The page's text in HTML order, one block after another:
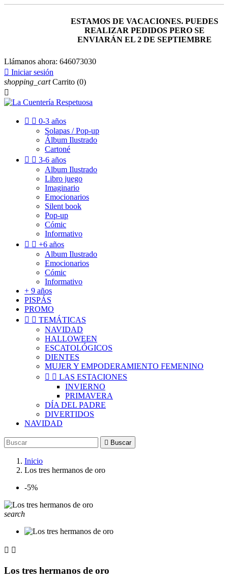
ESTAMOS DE VACACIONES. PUEDES
REALIZAR PEDIDOS PERO SE
ENVIARÁN EL 2 DE SEPTIEMBRE
Llámanos ahora: 646073030
 Iniciar sesión
shopping_cart Carrito (0)

  0-3 años
Solapas / Pop-up
Álbum Ilustrado
Cartoné
  3-6 años
Album Ilustrado
Libro juego
Imaginario
Emocionarios
Silent book
Pop-up
Cómic
Informativo
  +6 años
Album Ilustrado
Emocionarios
Cómic
Informativo
+ 9 años
PISPÁS
PROMO
  TEMÁTICAS
NAVIDAD
HALLOWEEN
ESCATOLÓGICOS
DIENTES
MUJER Y EMPODERAMIENTO FEMENINO
  LAS ESTACIONES
INVIERNO
PRIMAVERA
DÍA DEL PADRE
DIVERTIDOS
NAVIDAD
 Buscar
Inicio
Los tres hermanos de oro
-5%
search
 
Los tres hermanos de oro